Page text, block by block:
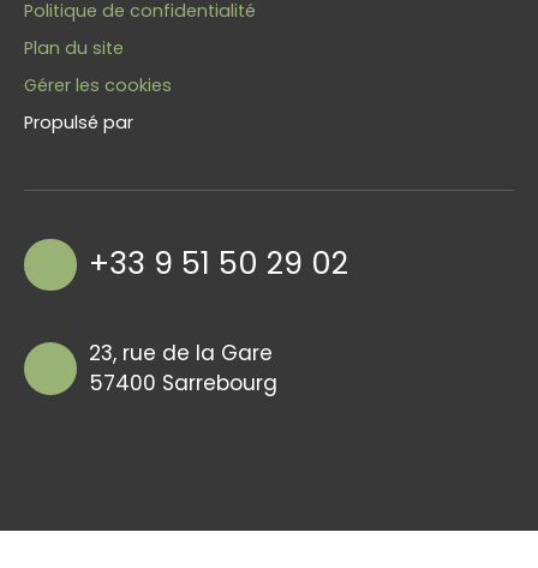
Politique de confidentialité
Plan du site
Gérer les cookies
Propulsé par
+33 9 51 50 29 02
23, rue de la Gare
57400 Sarrebourg